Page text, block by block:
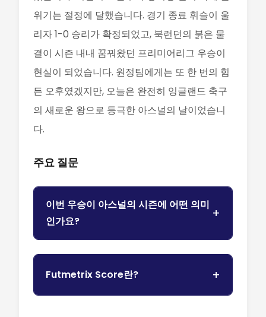
위기는 절정에 달했습니다. 경기 종료 휘슬이 울
리자 1-0 승리가 확정되었고, 북런던의 붉은 물
결이 시즌 내내 꿈꿔왔던 프리미어리그 우승이
현실이 되었습니다. 원정팀에게는 또 한 번의 힘
든 오후였겠지만, 오늘은 완전히 잉글랜드 축구
의 새로운 왕으로 등극한 아스널의 날이었습니
다.
주요 질문
이번 우승이 아스널의 시즌에 어떤 의미
인가요?
Futmetrix Score란?